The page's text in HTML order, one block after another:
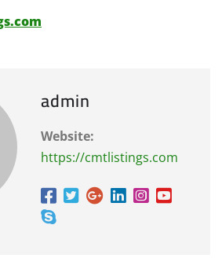
admin
Website:
https://cmtlistings.com